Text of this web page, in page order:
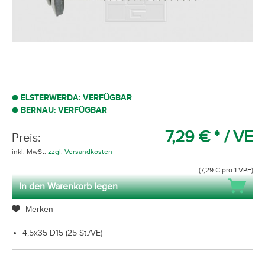
ELSTERWERDA: VERFÜGBAR
BERNAU: VERFÜGBAR
Preis: 7,29 € * / VE
inkl. MwSt. zzgl. Versandkosten
(7,29 € pro 1 VPE)
In den Warenkorb legen
Merken
4,5x35 D15 (25 St./VE)